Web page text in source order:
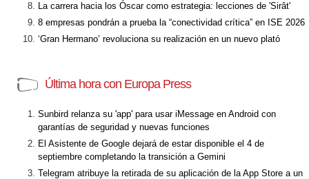
La carrera hacia los Óscar como estrategia: lecciones de 'Sirât'
8 empresas pondrán a prueba la “conectividad crítica” en ISE 2026
‘Gran Hermano’ revoluciona su realización en un nuevo plató
Última hora con Europa Press
Sunbird relanza su 'app' para usar iMessage en Android con
garantías de seguridad y nuevas funciones
El Asistente de Google dejará de estar disponible el 4 de
septiembre completando la transición a Gemini
Telegram atribuye la retirada de su aplicación de la App Store a un